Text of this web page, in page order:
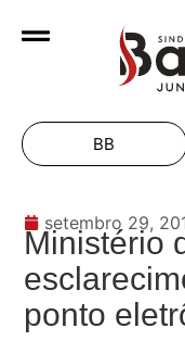
setembro 29,
Ministério
ponto